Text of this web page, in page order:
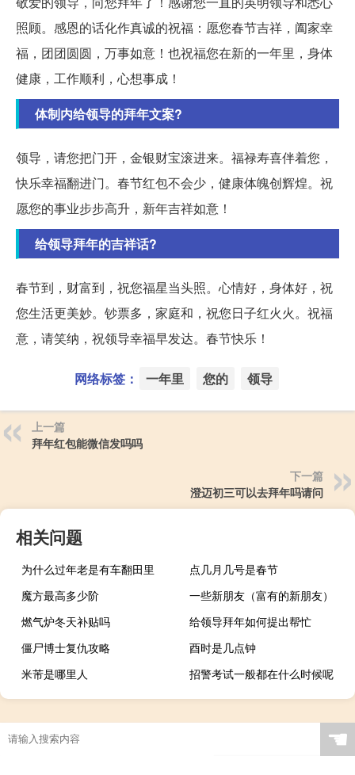
照顾。感恩的话化作真诚的祝福：愿您春节吉祥，阖家幸
福，团团圆圆，万事如意！也祝福您在新的一年里，身体
健康，工作顺利，心想事成！
体制内给领导的拜年文案?
领导，请您把门开，金银财宝滚进来。福禄寿喜伴着您，
快乐幸福翻进门。春节红包不会少，健康体魄创辉煌。祝
愿您的事业步步高升，新年吉祥如意！
给领导拜年的吉祥话?
春节到，财富到，祝您福星当头照。心情好，身体好，祝
您生活更美妙。钞票多，家庭和，祝您日子红火火。祝福
意，请笑纳，祝领导幸福早发达。春节快乐！
网络标签： 一年里 您的 领导
上一篇
拜年红包能微信发吗吗
下一篇
澄迈初三可以去拜年吗请问
相关问题
为什么过年老是有车翻田里
点几月几号是春节
魔方最高多少阶
一些新朋友（富有的新朋友）
燃气炉冬天补贴吗
给领导拜年如何提出帮忙
僵尸博士复仇攻略
酉时是几点钟
米芾是哪里人
招警考试一般都在什么时候呢
☚